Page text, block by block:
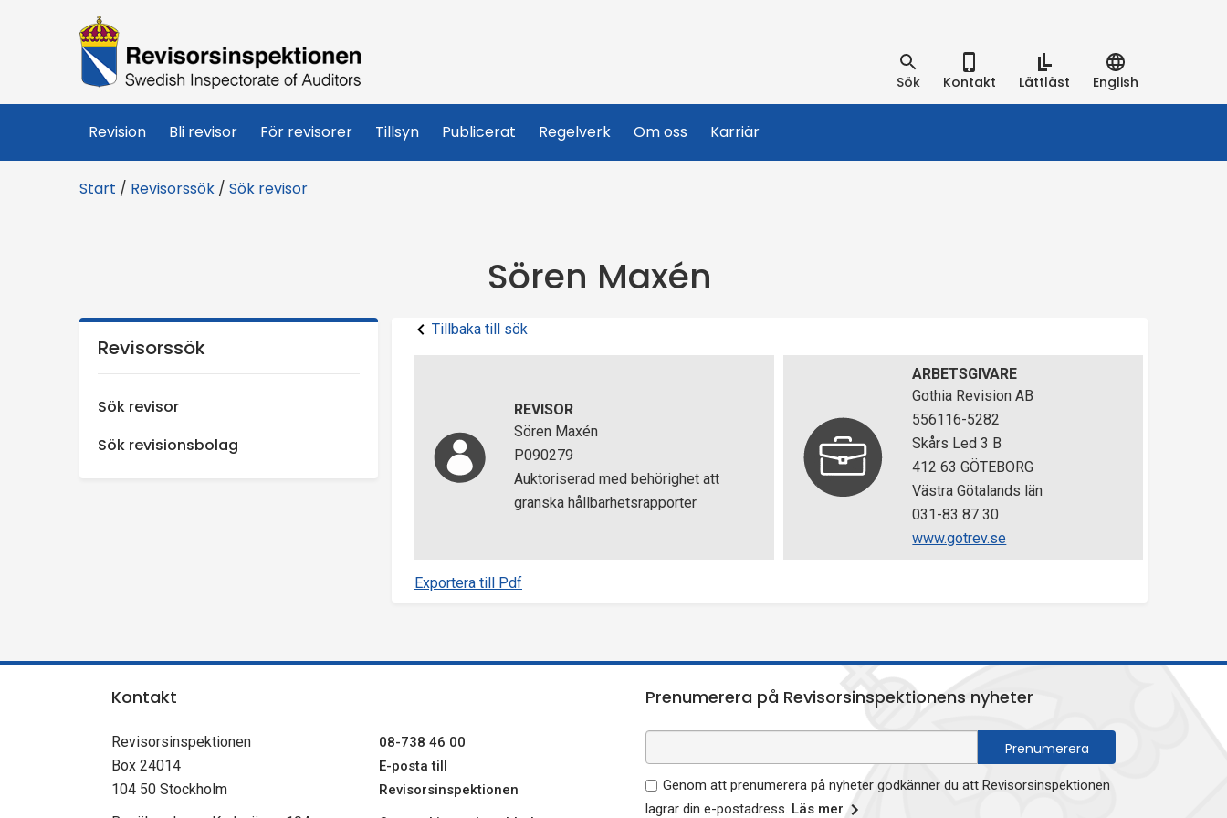
R
e
v
i
r
n
t
Sök Kontakt Lättläst English
Revision Bli revisor För revisorer Tillsyn Publicerat Regelverk Om oss Karriär
Start / Revisorssök / Sök revisor
Sören Maxén
Tillbaka till sök
REVISOR
Sören Maxén
P090279
Auktoriserad med behörighet att
granska hållbarhetsrapporter
ARBETSGIVARE
Gothia Revision AB
556116-5282
Skårs Led 3 B
412 63 GÖTEBORG
Västra Götalands län
031-83 87 30
www.gotrev.se
Exportera till Pdf
Revisorssök
Sök revisor
Sök revisionsbolag
Kontakt
Revisorsinspektionen
Box 24014
104 50 Stockholm
08-738 46 00
E-posta till
Revisorsinspektionen
Prenumerera på Revisorsinspektionens nyheter
Genom att prenumerera på nyheter godkänner du att Revisorsinspektionen
lagrar din e-postadress. Läs mer